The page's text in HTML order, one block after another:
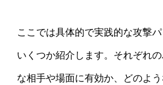
ここでは具体的で実践的な攻撃
いくつか紹介します。それぞれ
な相手や場面に有効か、どのよ